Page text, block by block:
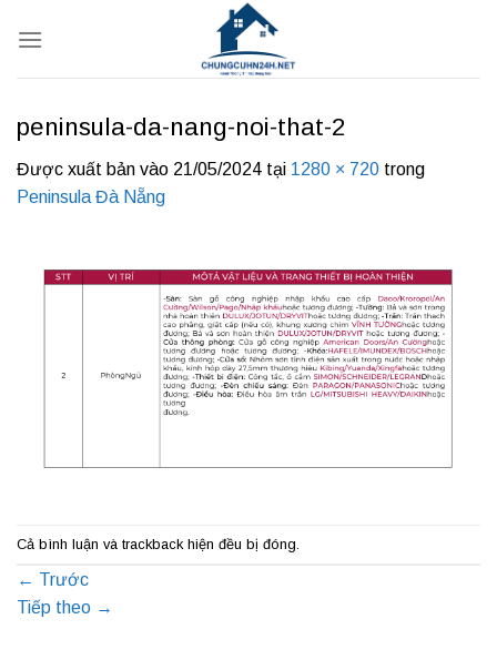
qua
peninsula-da-nang-noi-that-2
Được xuất bản vào 21/05/2024 tại 1280 × 720 trong
Peninsula Đà Nẵng
Cả bình luận và trackback hiện đều bị đóng.
← Trước
Tiếp theo →